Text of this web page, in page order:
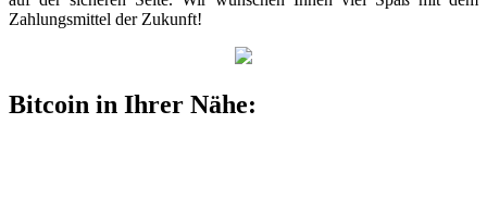
Zahlungsmittel der Zukunft!
Bitcoin in Ihrer Nähe: